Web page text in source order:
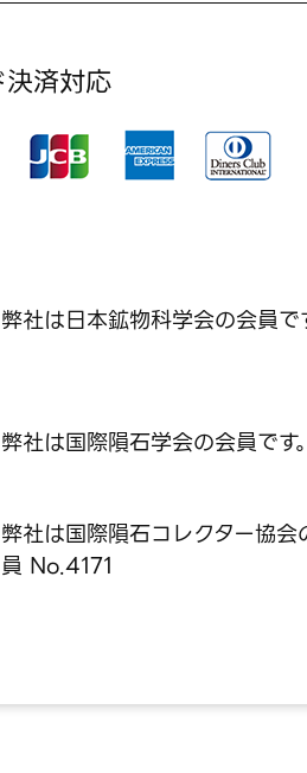
済対応
弊社は日本鉱物科学会の会員で
弊社は国際隕石学会の会員です
弊社は国際隕石コレクター協会
員 No.4171